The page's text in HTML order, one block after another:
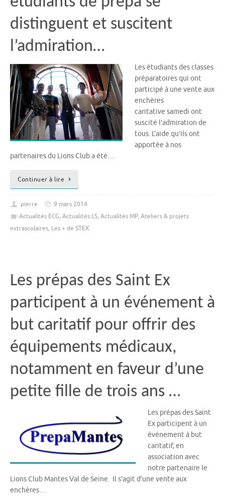
distinguent et suscitent
l’admiration…
Les étudiants des classes
préparatoires qui ont
participé à une vente aux
enchères
caritative samedi ont
suscité l’admiration de
tous. L’aide qu’ils ont
apportée à nos
partenaires du Lions Club a été…
Continuer à lire
pierre
9 mars 2014
Actualités ECG, Actualités LS, Actualités MP, Ateliers & projets
extrascolaires, Les + de STEX
Les prépas des Saint Ex
participent à un événement à
but caritatif pour offrir des
équipements médicaux,
notamment en faveur d’une
petite fille de trois ans …
Les prépas des Saint
Ex participent à un
événement à but
caritatif, en
association avec
notre partenaire le
Lions Club Mantes Val de Seine. Il s’agit d’une vente aux
enchères…